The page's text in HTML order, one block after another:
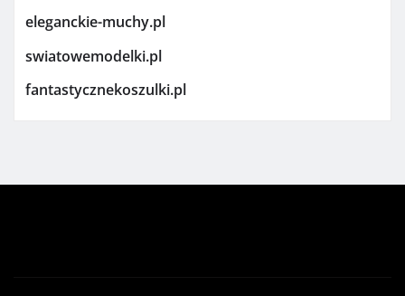
eleganckie-muchy.pl
swiatowemodelki.pl
fantastycznekoszulki.pl